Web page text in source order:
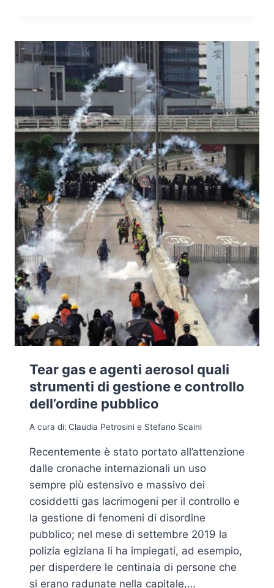
ALLA
TEMATICA
DELLA
SICUREZZA
NAZIONALE
Tear gas e agenti aerosol quali
strumenti di gestione e controllo
dell’ordine pubblico
A cura di: Claudia Petrosini e Stefano Scaini
Recentemente è stato portato all’attenzione
dalle cronache internazionali un uso
sempre più estensivo e massivo dei
cosiddetti gas lacrimogeni per il controllo e
la gestione di fenomeni di disordine
pubblico; nel mese di settembre 2019 la
polizia egiziana li ha impiegati, ad esempio,
per disperdere le centinaia di persone che
si erano radunate nella capitale,…